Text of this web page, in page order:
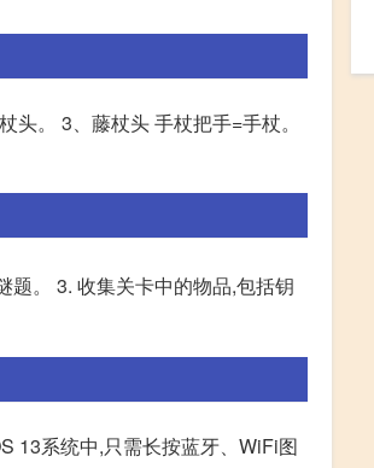
。 3、藤杖头 手杖把手=手杖。
题。 3. 收集关卡中的物品,包括钥
13系统中,只需长按蓝牙、WiFi图